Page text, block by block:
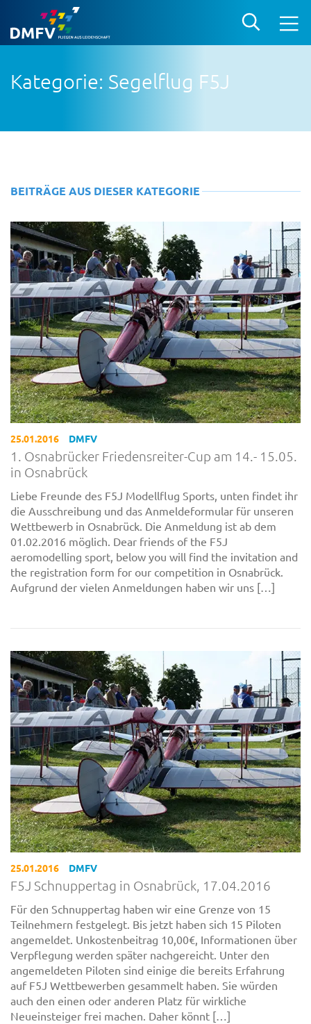
Kategorie: Segelflug F5J
BEITRÄGE AUS DIESER KATEGORIE
25.01.2016 DMFV
1. Osnabrücker Friedensreiter-Cup am 14.- 15.05.
in Osnabrück
Liebe Freunde des F5J Modellflug Sports, unten findet ihr
die Ausschreibung und das Anmeldeformular für unseren
Wettbewerb in Osnabrück. Die Anmeldung ist ab dem
01.02.2016 möglich. Dear friends of the F5J
aeromodelling sport, below you will find the invitation and
the registration form for our competition in Osnabrück.
Aufgrund der vielen Anmeldungen haben wir uns […]
25.01.2016 DMFV
F5J Schnuppertag in Osnabrück, 17.04.2016
Für den Schnuppertag haben wir eine Grenze von 15
Teilnehmern festgelegt. Bis jetzt haben sich 15 Piloten
angemeldet. Unkostenbeitrag 10,00€, Informationen über
Verpflegung werden später nachgereicht. Unter den
angemeldeten Piloten sind einige die bereits Erfahrung
auf F5J Wettbewerben gesammelt haben. Sie würden
auch den einen oder anderen Platz für wirkliche
Neueinsteiger frei machen. Daher könnt […]